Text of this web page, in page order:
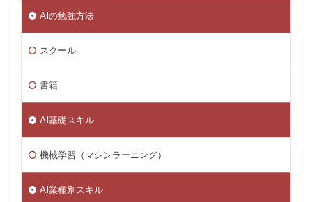
AIの勉強方法
スクール
書籍
AI基礎スキル
機械学習（マシンラーニング）
AI業種別スキル